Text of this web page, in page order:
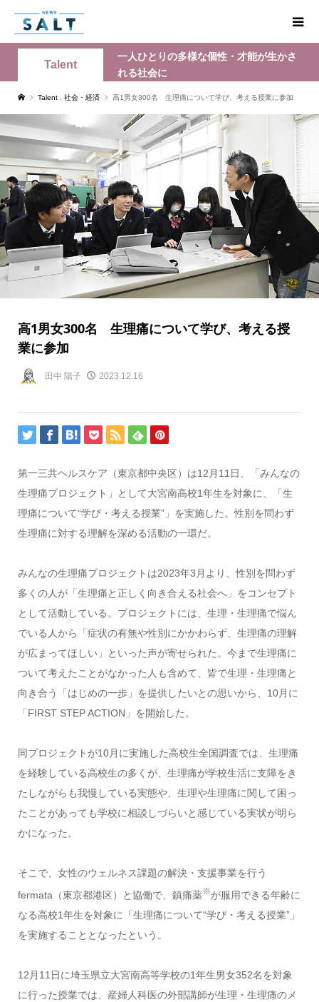
Talent
一人ひとりの多様な個性・才能が生かさ
れる社会に
Talent 社会・経済 高1男女300名 生理痛について学び、考える授業に参加
高1男女300名 生理痛について学び、考える授
業に参加
田中 陽子 2023.12.16
第一三共ヘルスケア（東京都中央区）は12月 11日、「みんなの
生理痛プロジェクト」として大宮南高校1年生を対象に、「生
理痛について“学び・考える授業”」を実施した。性別を問わず
生理痛に対する理解を深める活動の一環だ。
みんなの生理痛プロジェクトは2023年3月より、性別を問わず
多くの人が「生理痛と正しく向き合える社会へ」をコンセプト
として活動している。プロジェクトには、生理・生理痛で悩ん
でいる人から「症状の有無や性別にかかわらず、生理痛の理解
が広まってほしい」といった声が寄せられた。今まで生理痛に
ついて考えたことがなかった人も含めて、皆で生理・生理痛と
向き合う「はじめの一歩」を提供したいとの思いから、 10月に
「 FIRST STEP ACTION 」を開始した。
同プロジェクトが10月に実施した高校生全国調査では、生理痛
を経験している高校生の多くが、生理痛が学校生活に支障をき
たしながらも我慢している実態や、生理や生理痛に関して困っ
たことがあっても学校に相談しづらいと感じている実状が明ら
かになった。
そこで、女性のウェルネス課題の解決・支援事業を行う
fermata （東京都港区）と協働で、鎮痛薬※が服用できる年齢に
なる高校1年生を対象に「生理痛について“学び・考える授業”」
を実施することとなったという。
12 月 11 日に埼玉県立大宮南高等学校の1年生男女352名を対象
に行った授業では、産婦人科医の外部講師が生理・生理痛のメ